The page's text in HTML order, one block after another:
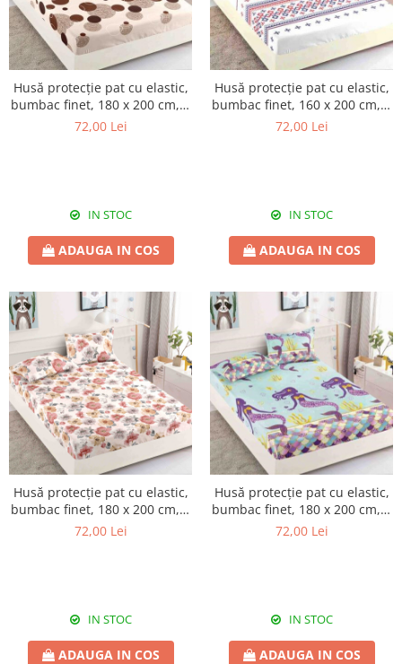
Husă protecție pat cu elastic,
bumbac finet, 180 x 200 cm, 3
piese, HPP14
72,00 Lei
IN STOC
ADAUGA IN COS
Husă protecție pat cu elastic,
bumbac finet, 160 x 200 cm, 3
piese, HPP16
72,00 Lei
IN STOC
ADAUGA IN COS
Husă protecție pat cu elastic,
bumbac finet, 180 x 200 cm, 3
piese, HPP17
72,00 Lei
IN STOC
ADAUGA IN COS
Husă protecție pat cu elastic,
bumbac finet, 180 x 200 cm, 3
piese, HPP19
72,00 Lei
IN STOC
ADAUGA IN COS